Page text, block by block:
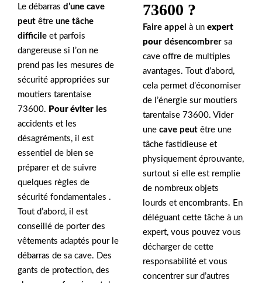
Le débarras d’une cave
peut être une tâche
difficile et parfois
dangereuse si l’on ne
prend pas les mesures de
sécurité appropriées sur
moutiers tarentaise
73600. Pour éviter les
accidents et les
désagréments, il est
essentiel de bien se
préparer et de suivre
quelques règles de
sécurité fondamentales .
Tout d’abord, il est
conseillé de porter des
vêtements adaptés pour le
débarras de sa cave. Des
gants de protection, des
73600 ?
Faire appel à un expert
pour désencombrer sa
cave offre de multiples
avantages. Tout d’abord,
cela permet d’économiser
de l’énergie sur moutiers
tarentaise 73600. Vider
une cave peut être une
tâche fastidieuse et
physiquement éprouvante,
surtout si elle est remplie
de nombreux objets
lourds et encombrants. En
déléguant cette tâche à un
expert, vous pouvez vous
décharger de cette
responsabilité et vous
concentrer sur d’autres